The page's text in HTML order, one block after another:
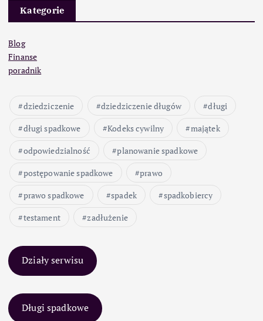
Kategorie
Blog
Finanse
poradnik
dziedziczenie dziedziczenie długów
długi
długi spadkowe
Kodeks cywilny
majątek
odpowiedzialność
planowanie spadkowe
postępowanie spadkowe
prawo
prawo spadkowe
spadek
spadkobiercy
testament
zadłużenie
Działy serwisu
Długi spadkowe